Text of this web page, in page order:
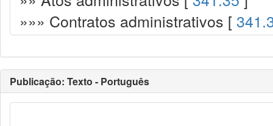
»»» Contratos administrativos [
Publicação: Texto - Português